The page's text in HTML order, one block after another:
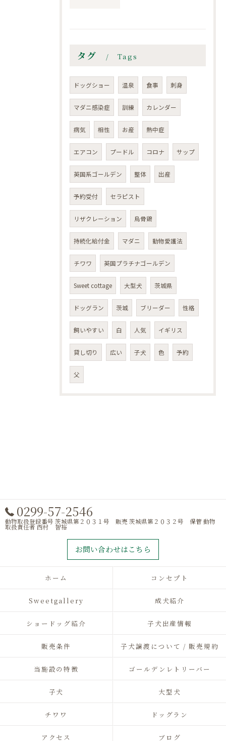
タグ Tags
ドッグショー 温泉 食事 刺身
マダニ感染症 訓練 カレンダー
病気 相性 お産 熱中症
エアコン プードル コロナ サップ
英国系ゴールデン 整体 出産
予約受付 セラピスト
リザクレーション 烏骨鶏
持続化給付金 マダニ 動物愛護法
チワワ 英国プラチナゴールデン
Sweet cottage 大型犬 茨城県
ドッグラン 茨城 ブリーダー 性格
飼いやすい 白 人気 イギリス
貸し切り 広い 子犬 色 予約
父
0299-57-2546
動物取扱登録番号 茨城県第２０３１号 販売 茨城県第２０３２号 保管 動物
取扱責任者 西村 智裕
お問い合わせはこちら
ホーム コンセプト
Sweetgallery 成犬紹介
ショードッグ紹介 子犬出産情報
販売条件 子犬譲渡について / 販売規約
当施設の特徴 ゴールデンレトリーバー
子犬 大型犬
チワワ ドッグラン
アクセス ブログ